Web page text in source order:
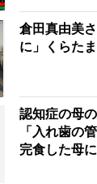
倉田真由美
に」くらた
認知症の母
「入れ歯の
完食した母